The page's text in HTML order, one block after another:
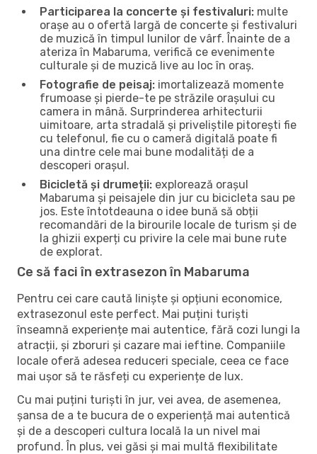
Participarea la concerte și festivaluri: multe
orașe au o ofertă largă de concerte și festivaluri
de muzică în timpul lunilor de vârf. Înainte de a
ateriza în Mabaruma, verifică ce evenimente
culturale și de muzică live au loc în oraș.
Fotografie de peisaj: imortalizează momente
frumoase și pierde-te pe străzile orașului cu
camera in mână. Surprinderea arhitecturii
uimitoare, arta stradală și priveliștile pitorești fie
cu telefonul, fie cu o cameră digitală poate fi
una dintre cele mai bune modalități de a
descoperi orașul.
Bicicletă și drumeții: explorează orașul
Mabaruma și peisajele din jur cu bicicleta sau pe
jos. Este întotdeauna o idee bună să obții
recomandări de la birourile locale de turism și de
la ghizii experți cu privire la cele mai bune rute
de explorat.
Ce să faci în extrasezon în Mabaruma
Pentru cei care caută liniște și opțiuni economice,
extrasezonul este perfect. Mai puțini turiști
înseamnă experiențe mai autentice, fără cozi lungi la
atracții, și zboruri și cazare mai ieftine. Companiile
locale oferă adesea reduceri speciale, ceea ce face
mai ușor să te răsfeți cu experiențe de lux.
Cu mai puțini turiști în jur, vei avea, de asemenea,
șansa de a te bucura de o experiență mai autentică
și de a descoperi cultura locală la un nivel mai
profund. În plus, vei găsi și mai multă flexibilitate